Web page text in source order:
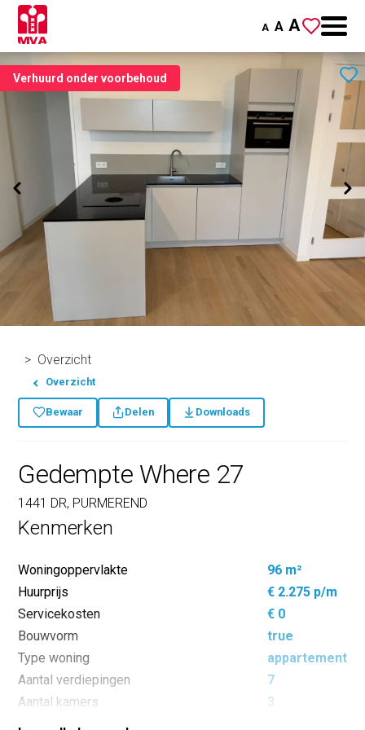
A A A
Verhuurd onder voorbehoud
Overzicht
Overzicht
Bewaar Delen Downloads
Gedempte Where 27
1441 DR, PURMEREND
Kenmerken
Woningoppervlakte
96 m²
Huurprijs
€ 2.275 p/m
Servicekosten
€ 0
Bouwvorm
true
Type woning
appartement
Aantal verdiepingen
7
Aantal kamers
3